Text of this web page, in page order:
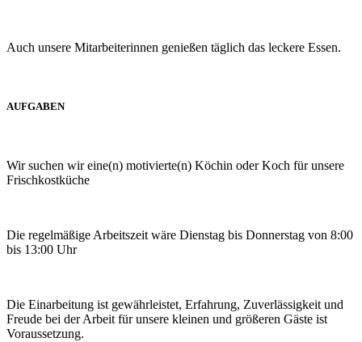
Auch unsere Mitarbeiterinnen genießen täglich das leckere Essen.
AUFGABEN
Wir suchen wir eine(n) motivierte(n) Köchin oder Koch für unsere
Frischkostküche
Die regelmäßige Arbeitszeit wäre Dienstag bis Donnerstag von 8:00
bis 13:00 Uhr
Die Einarbeitung ist gewährleistet, Erfahrung, Zuverlässigkeit und
Freude bei der Arbeit für unsere kleinen und größeren Gäste ist
Voraussetzung.